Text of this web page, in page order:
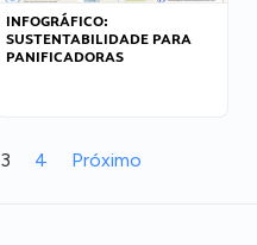
INFOGRÁFICO:
SUSTENTABILIDADE PARA
PANIFICADORAS
3 4 Próximo